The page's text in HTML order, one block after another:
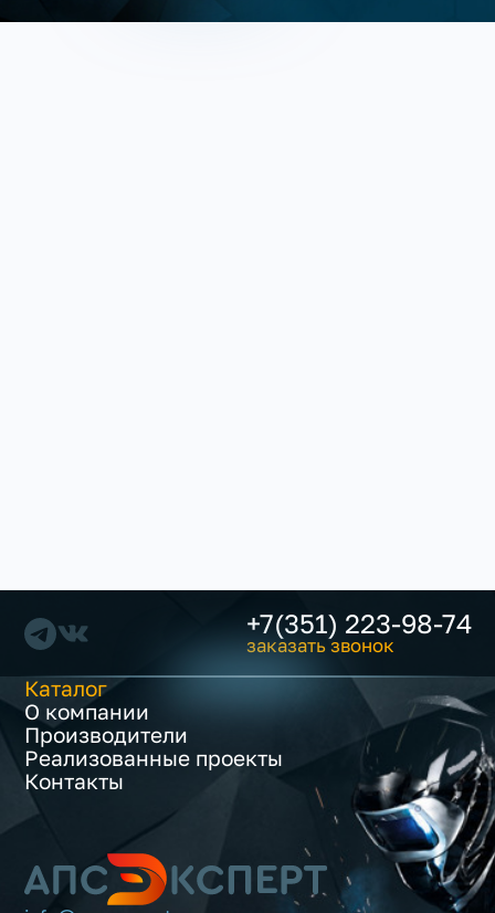
+7(351) 223-98-74
заказать звонок
Каталог
О компании
Производители
Реализованные проекты
Контакты